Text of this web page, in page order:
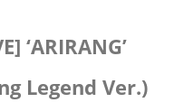
‘ARIRANG’
Legend Ver.)